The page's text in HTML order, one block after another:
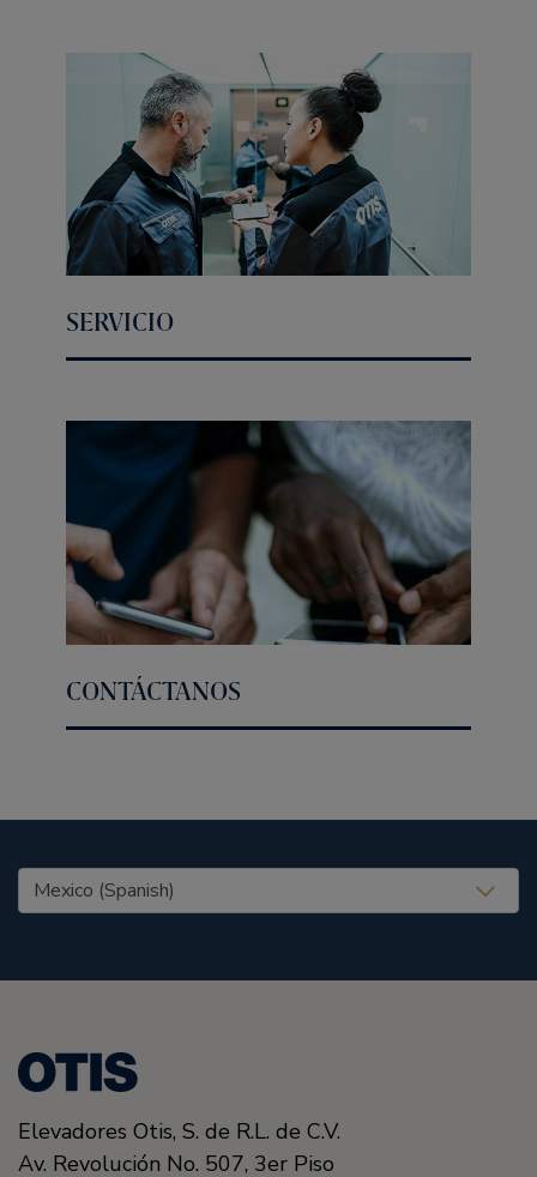
SERVICIO
CONTÁCTANOS
United States (EN)
Elevadores Otis, S. de R.L. de C.V.
Av. Revolución No. 507, 3er Piso